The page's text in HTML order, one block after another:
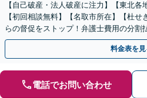
【自己破産・法人破産に注力】【東北各
【初回相談無料】【名取市所在】【杜
らの督促をストップ！弁護士費用の分割
案します【土曜相談可】【駐車場完備】
料金表を見
電話でお問い合わせ